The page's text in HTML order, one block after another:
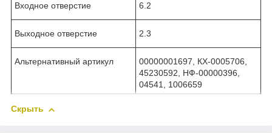
Входное отверстие 6.2
Выходное отверстие 2.3
Альтернативный артикул
00000001697, КХ-0005706,
45230592, НФ-00000396,
04541, 1006659
Скрыть